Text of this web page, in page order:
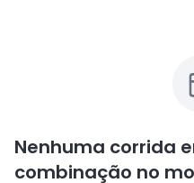
Nenhuma corrida
combinação no